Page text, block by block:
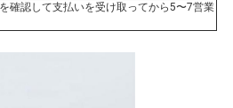
確認して支払いを受け取ってから5〜7営業